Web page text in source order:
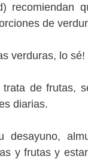
recomiendan
de
verduras, lo sé!
de frutas,
diarias.
desayuno,
y frutas y